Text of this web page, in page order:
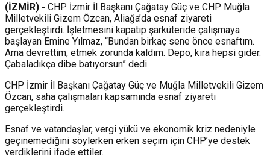
(İZMİR) - CHP İzmir İl Başkanı Çağatay Güç ve CHP Muğla
Milletvekili Gizem Özcan, Aliağa’da esnaf ziyareti
gerçekleştirdi. İşletmesini kapatıp şarküteride çalışmaya
başlayan Emine Yılmaz, “Bundan birkaç sene önce esnaftım.
Ama devrettim, etmek zorunda kaldım. Depo, kira hepsi gider.
Çabaladıkça dibe batıyorsun” dedi.
CHP İzmir İl Başkanı Çağatay Güç ve Muğla Milletvekili Gizem
Özcan, saha çalışmaları kapsamında esnaf ziyareti
gerçekleştirdi.
Esnaf ve vatandaşlar, vergi yükü ve ekonomik kriz nedeniyle
geçinemediğini söylerken erken seçim için CHP’ye destek
verdiklerini ifade ettiler.